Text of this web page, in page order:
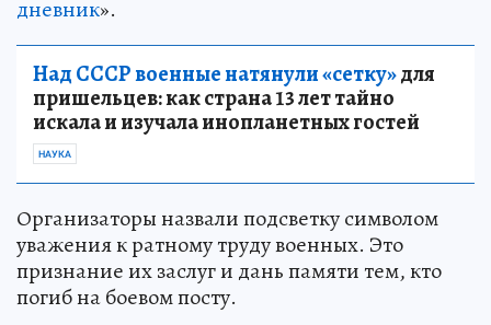
дневник».
Над СССР военные натянули «сетку»для
пришельцев: как страна 13 лет тайно
искала и изучала инопланетных гостей
НАУКА
Организаторы назвали подсветку символом
уважения к ратному труду военных. Это
признание их заслуг и дань памяти тем, кто
погиб на боевом посту.